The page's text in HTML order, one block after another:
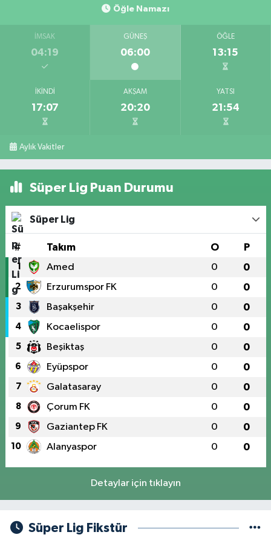
Öğle Namazı
İMSAK
04:19
GÜNEŞ
06:00
ÖĞLE
13:15
İKINDI
17:07
AKŞAM
20:20
YATSI
21:54
Aylık Vakitler
Süper Lig Puan Durumu
Süper Lig
# Takım O P
1 Amed 0 0
2 Erzurumspor FK 0 0
3 Başakşehir 0 0
4 Kocaelispor 0 0
5 Beşiktaş 0 0
6 Eyüpspor 0 0
7 Galatasaray 0 0
8 Çorum FK 0 0
9 Gaziantep FK 0 0
10 Alanyaspor 0 0
Detaylar için tıklayın
Süper Lig Fikstür